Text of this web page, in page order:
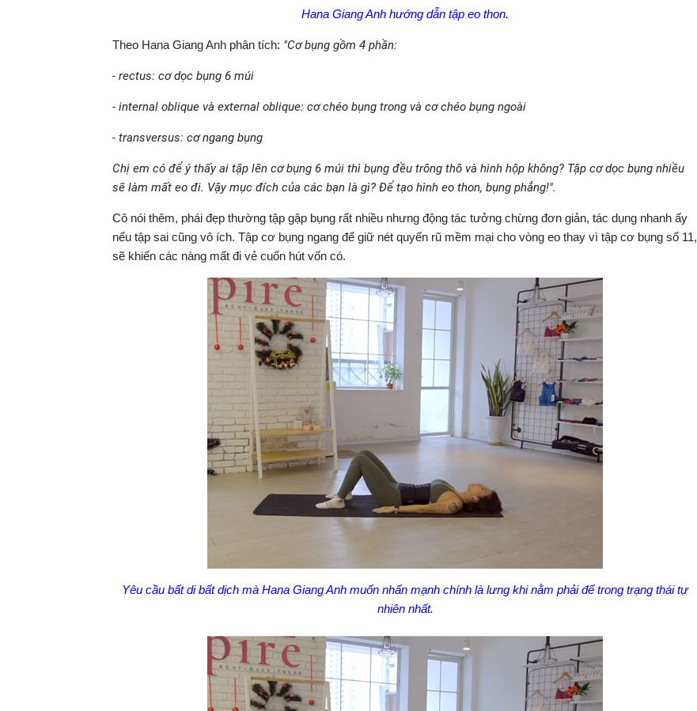
Hana Giang Anh hướng dẫn tập eo thon.
Theo Hana Giang Anh phân tích: "Cơ bụng gồm 4 phần:
- rectus: cơ dọc bụng 6 múi
- internal oblique và external oblique: cơ chéo bụng trong và cơ chéo bụng ngoài
- transversus: cơ ngang bụng
Chị em có để ý thấy ai tập lên cơ bụng 6 múi thì bụng đều trông thô và hình hộp không? Tập cơ dọc bụng nhiều
sẽ làm mất eo đi. Vậy mục đích của các bạn là gì? Để tạo hình eo thon, bụng phẳng!".
Cô nói thêm, phái đẹp thường tập gập bụng rất nhiều nhưng động tác tưởng chừng đơn giản, tác dụng nhanh ấy
nếu tập sai cũng vô ích. Tập cơ bụng ngang để giữ nét quyến rũ mềm mại cho vòng eo thay vì tập cơ bụng số 11,
sẽ khiến các nàng mất đi vẻ cuốn hút vốn có.
Yêu cầu bất di bất dịch mà Hana Giang Anh muốn nhấn mạnh chính là lưng khi nằm phải để trong trạng thái tự
nhiên nhất.